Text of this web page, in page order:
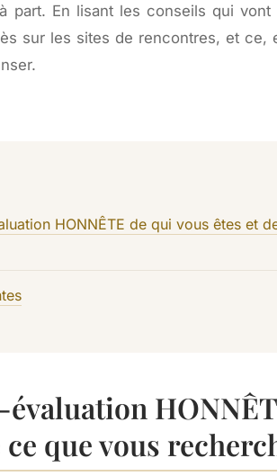
part. En lisant les conseils qui vont
sur les sites de rencontres, et ce,
HONNÊTE de qui vous êtes et
que vous